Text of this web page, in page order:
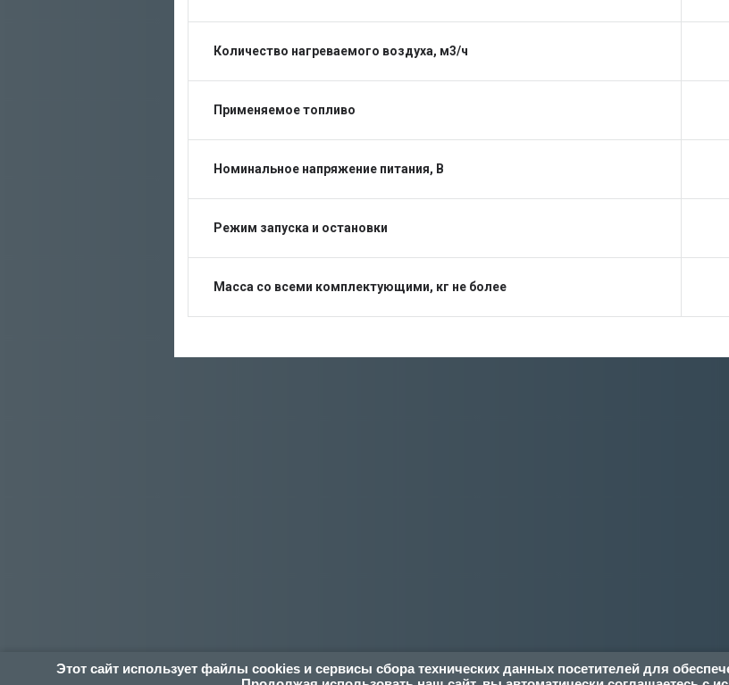
Количество нагреваемого воздуха, м3/ч
Применяемое топливо
Номинальное напряжение питания, В
Режим запуска и остановки
Масса со всеми комплектующими, кг не более
Этот сайт использует файлы cookies и сервисы сбора технических данных посетителей для